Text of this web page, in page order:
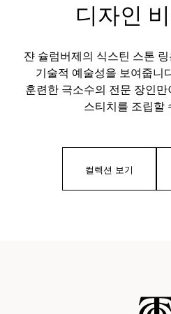
디자인
쟌 슐럼버제의 식스틴 스톤
기술적 예술성을 보여줍니
훈련한 극소수의 전문 장인
스티치를 조립할
컬렉션 보기